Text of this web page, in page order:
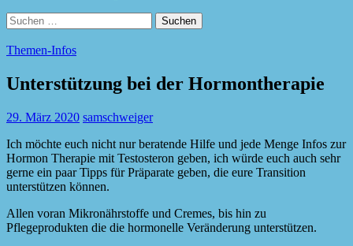
Suchen
nach:
Themen-Infos
Unterstützung bei der Hormontherapie
29. März 2020 samschweiger
Ich möchte euch nicht nur beratende Hilfe und jede Menge Infos zur
Hormon Therapie mit Testosteron geben, ich würde euch auch sehr
gerne ein paar Tipps für Präparate geben, die eure Transition
unterstützen können.
Allen voran Mikronährstoffe und Cremes, bis hin zu
Pflegeprodukten die die hormonelle Veränderung unterstützen.